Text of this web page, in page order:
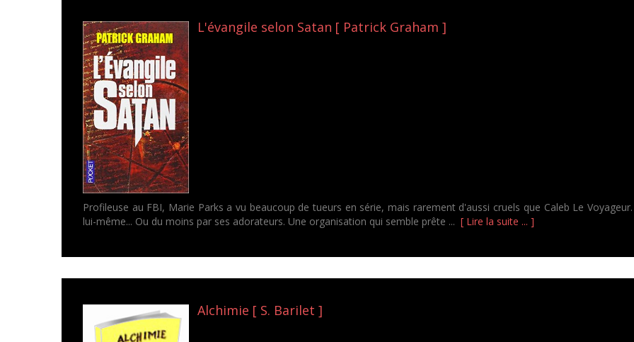
L'évangile selon Satan [ Patrick Graham ]
Profileuse au FBI, Marie Parks a vu beaucoup de tueurs en série, mais rarement d'aussi cruels que Caleb Le
lui-même... Ou du moins par ses adorateurs. Une organisation qui semble prête ... [ Lire la suite ... ]
Alchimie [ S. Barilet ]